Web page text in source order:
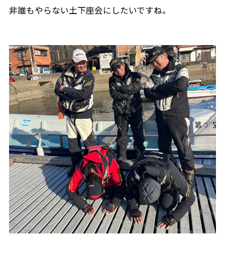
非誰もやらない土下座会にしたいですね。